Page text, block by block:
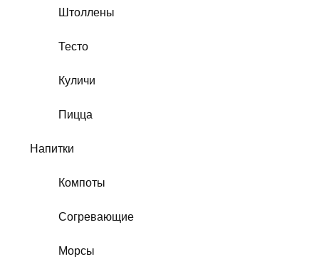
Штоллены
Тесто
Куличи
Пицца
Напитки
Компоты
Согревающие
Морсы